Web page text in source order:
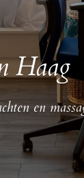
Haag
en